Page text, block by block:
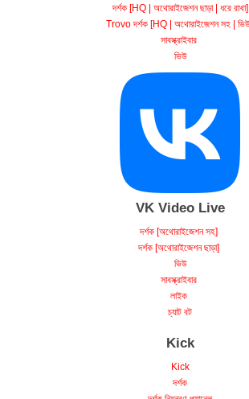
Trovo দর্শক [HQ | অথোরাইজেশন সহ | ভিউ]
সাবস্ক্রাইবার
ভিউ
VK Video Live
দর্শক [অথোরাইজেশন ছাড়া]
ভিউ
সাবস্ক্রাইবার
লাইক
চ্যাট বট
দর্শক
দর্শক নিয়ন্ত্রণ প্যানেল